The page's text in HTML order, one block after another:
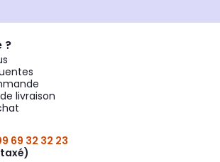
?
livraison
69 32 32 23